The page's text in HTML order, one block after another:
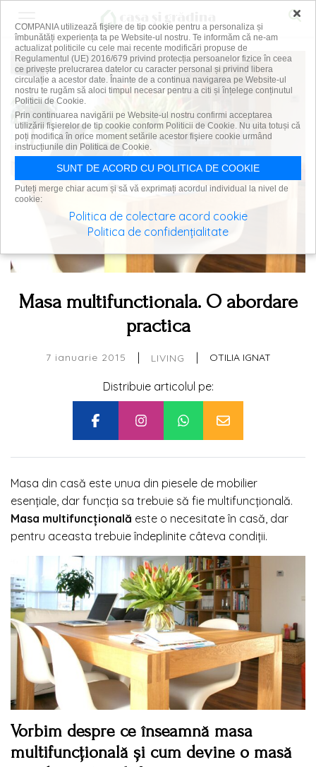
Masa multifunctionala. O abordare
practica
7 ianuarie 2015 | LIVING | OTILIA IGNAT
Distribuie articolul pe:
Masa din casă este unua din piesele de mobilier
esențiale, dar funcția sa trebuie să fie multifuncțională.
Masa multifuncțională este o necesitate în casă, dar
pentru aceasta trebuie îndeplinite câteva condiții.
Vorbim despre ce înseamnă masa
multifuncțională și cum devine o masă
×
COMPANIA utilizează fişiere de tip cookie pentru a personaliza și
îmbunătăți experiența ta pe Website-ul nostru. Te informăm că ne-am
actualizat politicile cu cele mai recente modificări propuse de
Regulamentul (UE) 2016/679 privind protecția persoanelor fizice în ceea
ce privește prelucrarea datelor cu caracter personal și privind libera
circulație a acestor date. Înainte de a continua navigarea pe Website-ul
nostru te rugăm să aloci timpul necesar pentru a citi și înțelege conținutul
Politicii de Cookie.
Prin continuarea navigării pe Website-ul nostru confirmi acceptarea
utilizării fişierelor de tip cookie conform Politicii de Cookie. Nu uita totuși că
poți modifica în orice moment setările acestor fişiere cookie urmând
instrucțiunile din Politica de Cookie.
SUNT DE ACORD CU POLITICA DE COOKIE
Puteți merge chiar acum și să vă exprimați acordul individual la nivel de
cookie:
Politica de colectare acord cookie
Politica de confidențialitate